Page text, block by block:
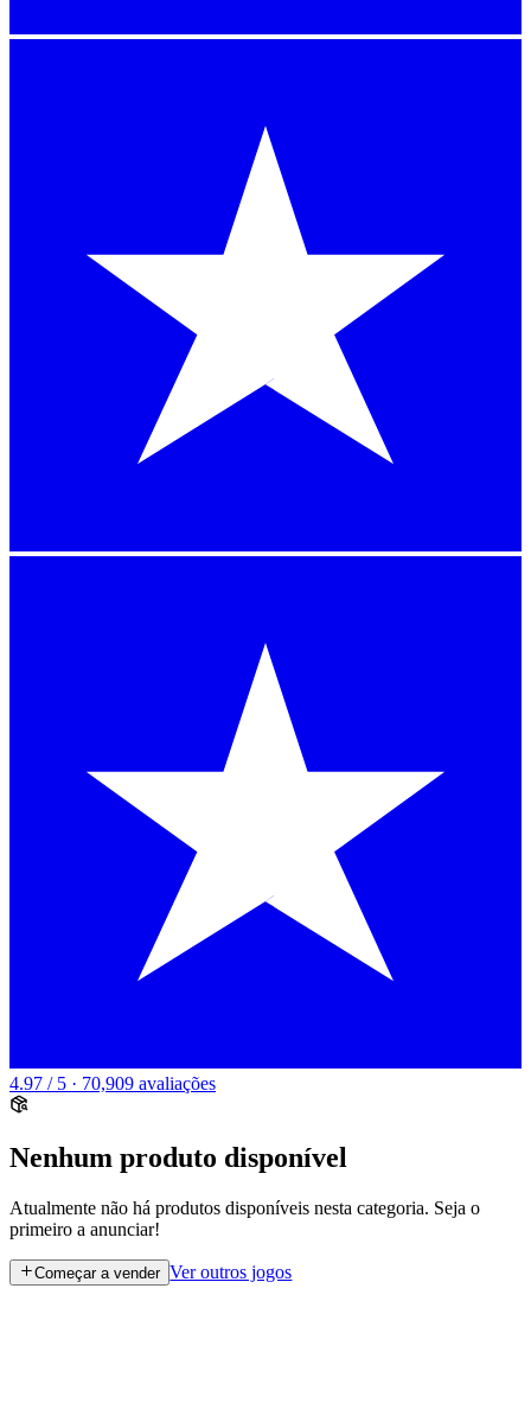
4.97 / 5 · 70,909 avaliações
Nenhum produto disponível
Atualmente não há produtos disponíveis nesta categoria. Seja o
primeiro a anunciar!
Começar a vender Ver outros jogos